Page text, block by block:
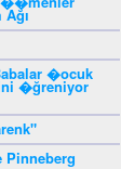
�ocuk
�ğreniyor
Pinneberg